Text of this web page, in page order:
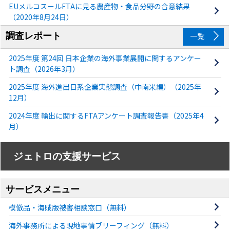
EUメルコスールFTAに見る農産物・食品分野の合意結果
（2020年8月24日）
調査レポート
一覧
2025年度 第24回 日本企業の海外事業展開に関するアンケー
ト調査（2026年3月）
2025年度 海外進出日系企業実態調査（中南米編）（2025年
12月）
2024年度 輸出に関するFTAアンケート調査報告書（2025年4
月）
ジェトロの支援サービス
サービスメニュー
模倣品・海賊版被害相談窓口（無料）
海外事務所による現地事情ブリーフィング（無料）